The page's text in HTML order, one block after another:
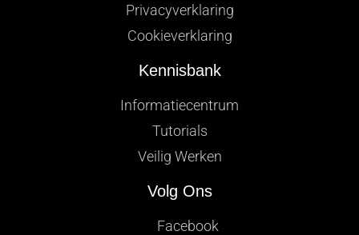
Privacyverklaring
Cookieverklaring
Kennisbank
Informatiecentrum
Tutorials
Veilig Werken
Volg Ons
Facebook